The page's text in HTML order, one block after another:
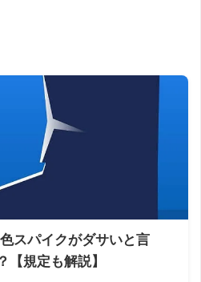
スパイクがダサいと言
規定も解説】